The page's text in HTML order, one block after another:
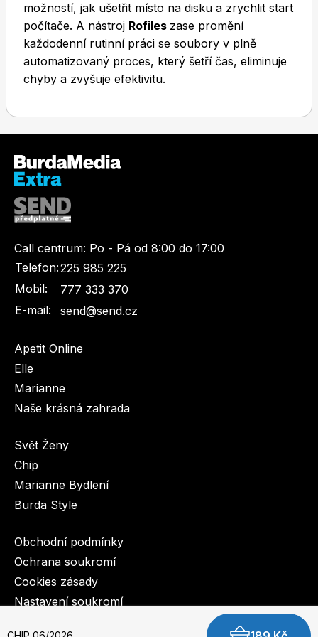
možností, jak ušetřit místo na disku a zrychlit start
počítače. A nástroj Rofiles zase promění
každodenní rutinní práci se soubory v plně
automatizovaný proces, který šetří čas, eliminuje
chyby a zvyšuje efektivitu.
Call centrum: Po - Pá od 8:00 do 17:00
Telefon:225 985 225
Mobil:
777 333 370
E-mail:
send@send.cz
Apetit Online
Elle
Marianne
Naše krásná zahrada
Svět Ženy
Chip
Marianne Bydlení
Burda Style
Obchodní podmínky
Ochrana soukromí
Cookies zásady
Nastavení soukromí